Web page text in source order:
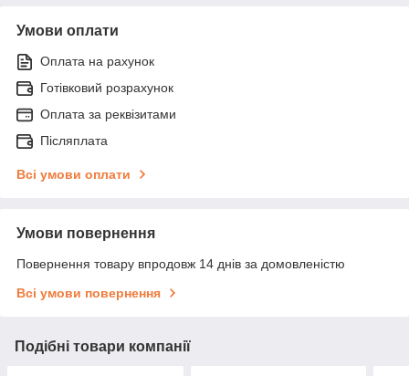
Умови оплати
Оплата на рахунок
Готівковий розрахунок
Оплата за реквізитами
Післяплата
Всі умови оплати
Умови повернення
Повернення товару впродовж 14 днів за домовленістю
Всі умови повернення
Подібні товари компанії